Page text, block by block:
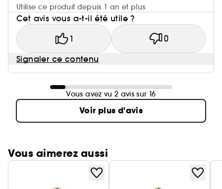
Utilise ce produit depuis 1 an et plus
Cet avis vous a-t-il été utile ?
1 0
Signaler ce contenu
Vous avez vu 2 avis sur 16
Voir plus d'avis
Vous aimerez aussi